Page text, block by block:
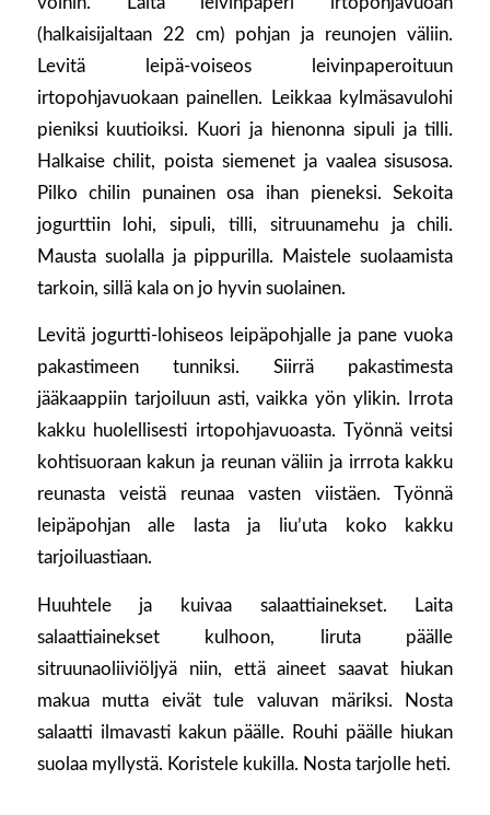
(halkaisijaltaan 22 cm) pohjan ja reunojen väliin.
Levitä leipä-voiseos leivinpaperoituun
irtopohjavuokaan painellen. Leikkaa kylmäsavulohi
pieniksi kuutioiksi. Kuori ja hienonna sipuli ja tilli.
Halkaise chilit, poista siemenet ja vaalea sisusosa.
Pilko chilin punainen osa ihan pieneksi. Sekoita
jogurttiin lohi, sipuli, tilli, sitruunamehu ja chili.
Mausta suolalla ja pippurilla. Maistele suolaamista
tarkoin, sillä kala on jo hyvin suolainen.
Levitä jogurtti-lohiseos leipäpohjalle ja pane vuoka
pakastimeen tunniksi. Siirrä pakastimesta
jääkaappiin tarjoiluun asti, vaikka yön ylikin. Irrota
kakku huolellisesti irtopohjavuoasta. Työnnä veitsi
kohtisuoraan kakun ja reunan väliin ja irrrota kakku
reunasta veistä reunaa vasten viistäen. Työnnä
leipäpohjan alle lasta ja liu’uta koko kakku
tarjoiluastiaan.
Huuhtele ja kuivaa salaattiainekset. Laita
salaattiainekset kulhoon, liruta päälle
sitruunaoliiviöljyä niin, että aineet saavat hiukan
makua mutta eivät tule valuvan märiksi. Nosta
salaatti ilmavasti kakun päälle. Rouhi päälle hiukan
suolaa myllystä. Koristele kukilla. Nosta tarjolle heti.